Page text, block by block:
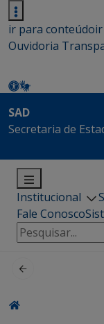
ir para conteúdo
Ouvidoria
SAD
Secretaria de
Institucional
Fale Conosco
Pesquisar
por: